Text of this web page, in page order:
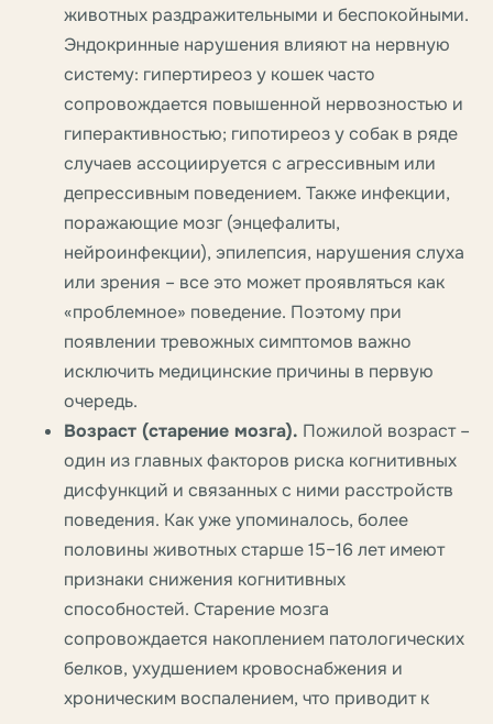
животных раздражительными и беспокойными.
Эндокринные нарушения влияют на нервную
систему: гипертиреоз у кошек часто
сопровождается повышенной нервозностью и
гиперактивностью; гипотиреоз у собак в ряде
случаев ассоциируется с агрессивным или
депрессивным поведением. Также инфекции,
поражающие мозг (энцефалиты,
нейроинфекции), эпилепсия, нарушения слуха
или зрения – все это может проявляться как
«проблемное» поведение. Поэтому при
появлении тревожных симптомов важно
исключить медицинские причины в первую
очередь.
Возраст (старение мозга). Пожилой возраст –
один из главных факторов риска когнитивных
дисфункций и связанных с ними расстройств
поведения. Как уже упоминалось, более
половины животных старше 15–16 лет имеют
признаки снижения когнитивных
способностей. Старение мозга
сопровождается накоплением патологических
белков, ухудшением кровоснабжения и
хроническим воспалением, что приводит к